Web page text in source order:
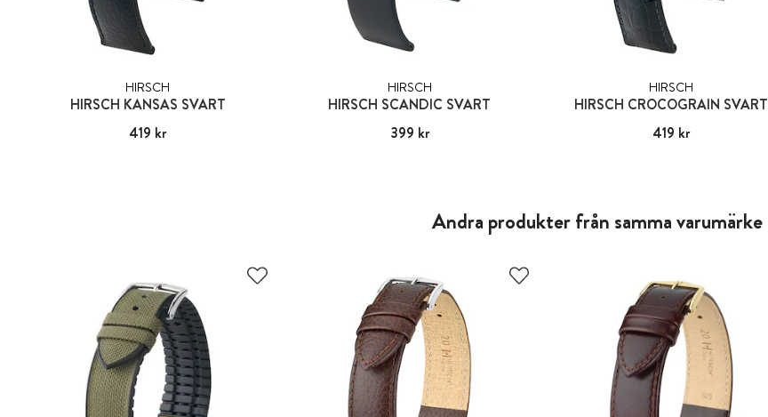
HIRSCH
HIRSCH KANSAS SVART
Pris:419 kr
419 kr
HIRSCH
HIRSCH SCANDIC SVART
Pris:399 kr
399 kr
HIRSCH
HIRSCH CROCOGRAIN SVART
Pris:419 kr
419 kr
Andra produkter från samma varumärke